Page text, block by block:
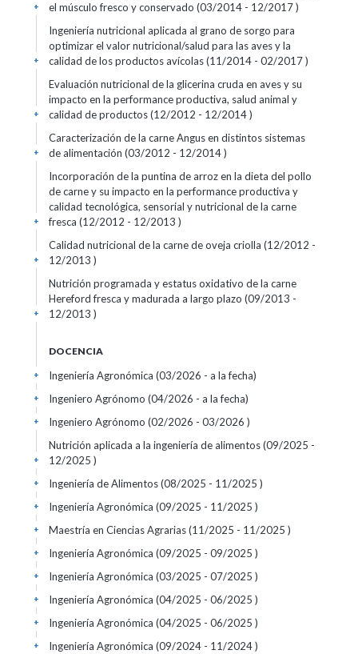
el músculo fresco y conservado (03/2014 - 12/2017 )
+
Ingeniería nutricional aplicada al grano de sorgo para
optimizar el valor nutricional/salud para las aves y la
calidad de los productos avícolas (11/2014 - 02/2017 )
+
Evaluación nutricional de la glicerina cruda en aves y su
impacto en la performance productiva, salud animal y
calidad de productos (12/2012 - 12/2014 )
+
Caracterización de la carne Angus en distintos sistemas
de alimentación (03/2012 - 12/2014 )
+
Incorporación de la puntina de arroz en la dieta del pollo
de carne y su impacto en la performance productiva y
calidad tecnológica, sensorial y nutricional de la carne
fresca (12/2012 - 12/2013 )
+
Calidad nutricional de la carne de oveja criolla (12/2012 -
12/2013 )
+
Nutrición programada y estatus oxidativo de la carne
Hereford fresca y madurada a largo plazo (09/2013 -
12/2013 )
+
DOCENCIA
Ingeniería Agronómica (03/2026 - a la fecha)
+
Ingeniero Agrónomo (04/2026 - a la fecha)
+
Ingeniero Agrónomo (02/2026 - 03/2026 )
+
Nutrición aplicada a la ingeniería de alimentos (09/2025 -
12/2025 )
+
Ingeniería de Alimentos (08/2025 - 11/2025 )
+
Ingeniería Agronómica (09/2025 - 11/2025 )
+
Maestría en Ciencias Agrarias (11/2025 - 11/2025 )
+
Ingeniería Agronómica (09/2025 - 09/2025 )
+
Ingeniería Agronómica (03/2025 - 07/2025 )
+
Ingeniería Agronómica (04/2025 - 06/2025 )
+
Ingeniería Agronómica (04/2025 - 06/2025 )
+
Ingeniería Agronómica (09/2024 - 11/2024 )
+